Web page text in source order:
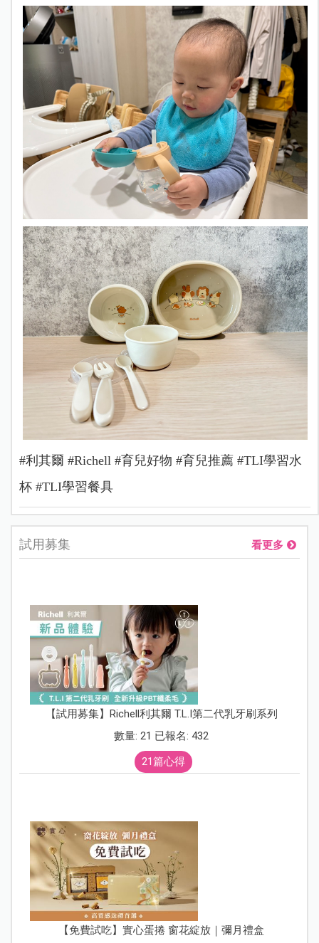
#利其爾 #Richell #育兒好物 #育兒推薦 #TLI學習水
杯 #TLI學習餐具
試用募集 看更多
【試用募集】Richell利其爾 T.L.I第二代乳牙刷系列
數量: 21 已報名: 432
21篇心得
【免費試吃】實心蛋捲 窗花綻放｜彌月禮盒